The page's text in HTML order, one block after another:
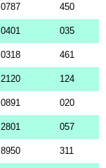
0787 450
0401 035
0318 461
2120 124
0891 020
2801 057
8950 311